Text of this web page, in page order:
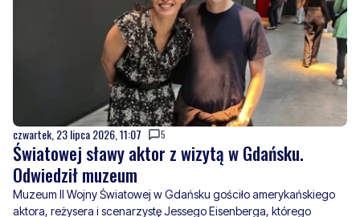
czwartek, 23 lipca 2026, 11:07 5
Światowej sławy aktor z wizytą w Gdańsku.
Odwiedził muzeum
Muzeum II Wojny Światowej w Gdańsku gościło amerykańskiego
aktora, reżysera i scenarzystę Jessego Eisenberga, którego
rodzinne związki sięgają Polski. Artysta podczas pobytu w
Gdańsku odwiedził placówkę i zapoznał się z jej działalnością